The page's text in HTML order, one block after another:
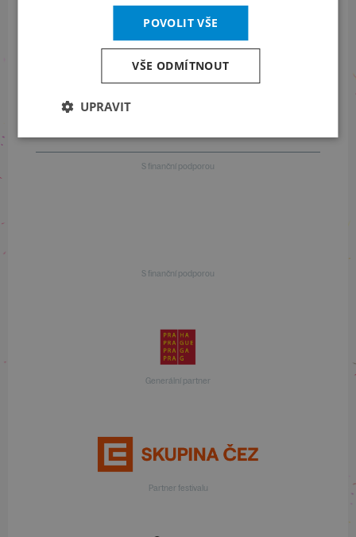
Informace o programu
+420 257 310 414
S finanční podporou
S finanční podporou
Generální partner
Partner festivalu
POVOLIT VŠE
VŠE ODMÍTNOUT
UPRAVIT